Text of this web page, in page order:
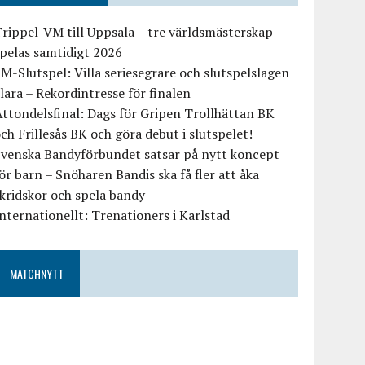
VM till Uppsala – tre världsmästerskap
samtidigt 2026
Slutspel: Villa seriesegrare och slutspelslagen
– Rekordintresse för finalen
Dags för Gripen Trollhättan BK
Frillesås BK och göra debut i slutspelet!
Bandyförbundet satsar på nytt koncept
barn – Snöharen Bandis ska få fler att åka
och spela bandy
Trenationers i Karlstad
MATCHNYTT